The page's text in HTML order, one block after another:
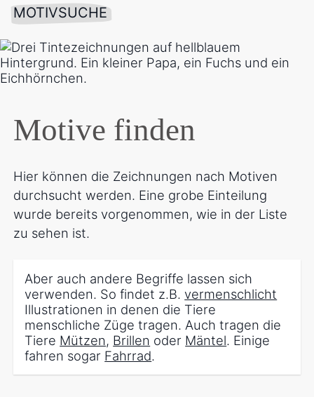
MOTIVSUCHE
Motive finden
Hier können die Zeichnungen nach Motiven
durchsucht werden. Eine grobe Einteilung
wurde bereits vorgenommen, wie in der Liste
zu sehen ist.
Aber auch andere Begriffe lassen sich
verwenden. So findet z.B.vermenschlicht
Illustrationen in denen die Tiere
menschliche Züge tragen. Auch tragen die
Tiere Mützen, Brillen oder Mäntel. Einige
fahren sogar Fahrrad.